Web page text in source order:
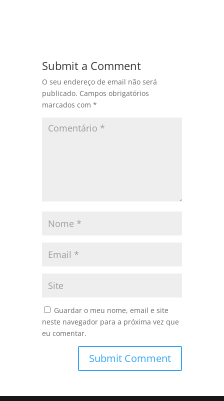
Submit a Comment
O seu endereço de email não será
publicado. Campos obrigatórios
marcados com *
Guardar o meu nome, email e site
neste navegador para a próxima vez que
eu comentar.